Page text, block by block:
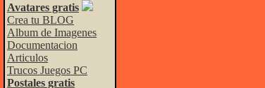
Avatares gratis
Crea tu BLOG
Album de Imagenes
Documentacion
Articulos
Trucos Juegos PC
Postales gratis